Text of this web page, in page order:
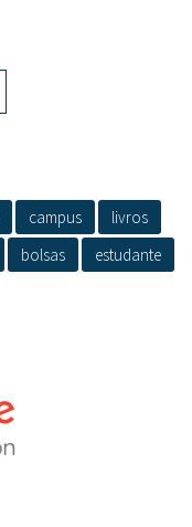
campus
livros
bolsas
estudante